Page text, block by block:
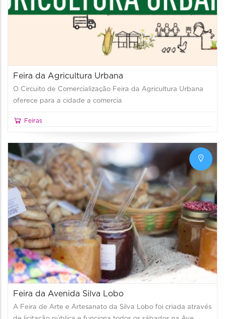
Feira da Agricultura Urbana
O Circuito de Comercialização Feira da Agricultura Urbana
oferece para a cidade a comercia
Feiras
Feira da Avenida Silva Lobo
A Feira de Arte e Artesanato da Silva Lobo foi criada através